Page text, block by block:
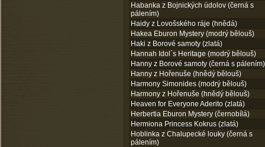
Habanka z Bojnických údolov (černá s
pálením)
Haidy z Lovošského ráje (hnědá)
Hakea Eburon Mystery (modrý bělouš)
Haki z Borové samoty (zlatá)
Hannah Idol´s Heritage (modrý bělouš)
Hanny z Borové samoty (černá s pálením)
Hanny z Hořenuše (hnědý bělouš)
Harmony Simonides (modrý bělouš)
Harmony z Hořenuše (hnědý bělouš)
Heaven for Everyone Aderito (zlatá)
Herbertia Eburon Mystery (černobílá)
Hermiona Princess Kokrus (zlatá)
Hoblinka z Chalupecké louky (černá s
pálením)